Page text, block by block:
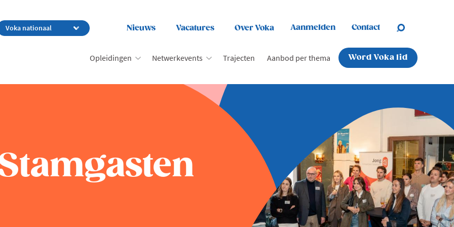
Nieuws Vacatures Over Voka Aanmelden Contact
Opleidingen Netwerkevents Trajecten Aanbod per thema Word Voka lid